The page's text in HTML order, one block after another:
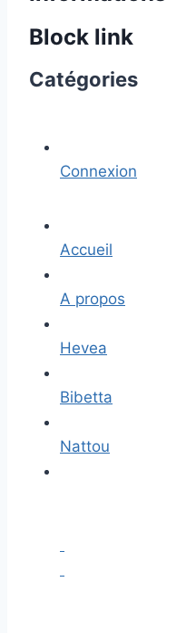
Block link
Catégories
Connexion
Accueil
A propos
Hevea
Bibetta
Nattou